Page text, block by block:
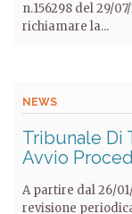
n.156298 del 29/
richiamare la...
NEWS
Tribunale Di
Avvio
A partire dal 26/
revisione